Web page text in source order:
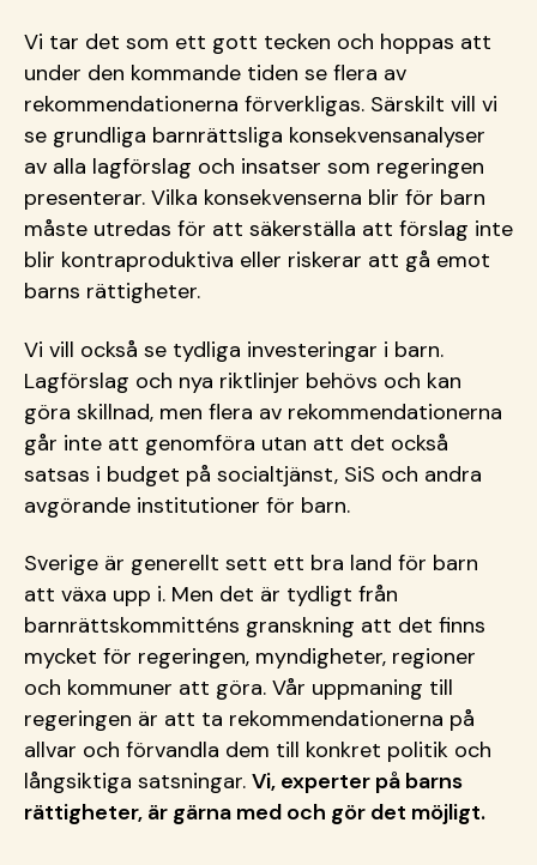
Vi tar det som ett gott tecken och hoppas att
under den kommande tiden se flera av
rekommendationerna förverkligas. Särskilt vill vi
se grundliga barnrättsliga konsekvensanalyser
av alla lagförslag och insatser som regeringen
presenterar. Vilka konsekvenserna blir för barn
måste utredas för att säkerställa att förslag inte
blir kontraproduktiva eller riskerar att gå emot
barns rättigheter.
Vi vill också se tydliga investeringar i barn.
Lagförslag och nya riktlinjer behövs och kan
göra skillnad, men flera av rekommendationerna
går inte att genomföra utan att det också
satsas i budget på socialtjänst, SiS och andra
avgörande institutioner för barn.
Sverige är generellt sett ett bra land för barn
att växa upp i. Men det är tydligt från
barnrättskommitténs granskning att det finns
mycket för regeringen, myndigheter, regioner
och kommuner att göra. Vår uppmaning till
regeringen är att ta rekommendationerna på
allvar och förvandla dem till konkret politik och
långsiktiga satsningar. Vi, experter på barns
rättigheter, är gärna med och gör det möjligt.